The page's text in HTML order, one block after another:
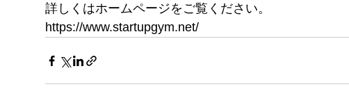
詳しくはホームページをご覧ください。
https://www.startupgym.net/